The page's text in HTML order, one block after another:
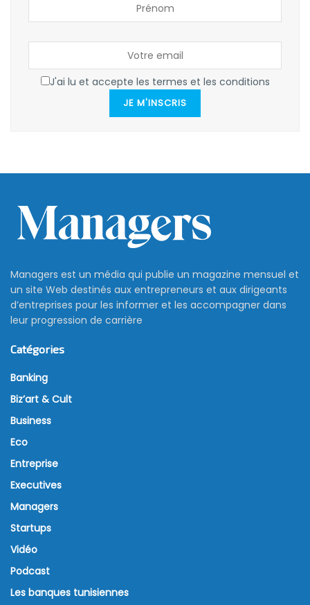
J'ai lu et accepte les termes et les conditions
JE M'INSCRIS
Managers est un média qui publie un magazine mensuel et
un site Web destinés aux entrepreneurs et aux dirigeants
d’entreprises pour les informer et les accompagner dans
leur progression de carrière
Catégories
Banking
Biz’art & Cult
Business
Eco
Entreprise
Executives
Managers
Startups
Vidéo
Podcast
Les banques tunisiennes